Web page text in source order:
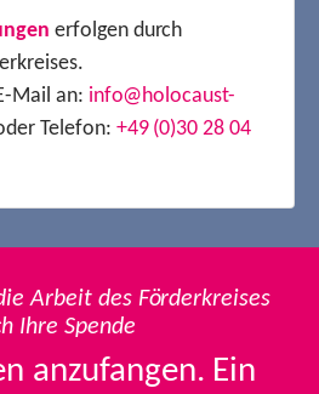
erfolgen durch
Mail an: info@holocaust-
Telefon: +49 (0)30 28 04
Arbeit des Förderkreises
Ihre Spende
anzufangen. Ein